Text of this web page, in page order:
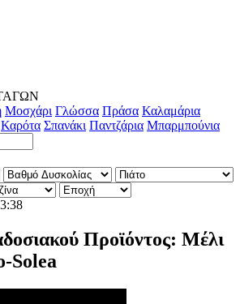
Μοσχάρι Γλώσσα Πράσα Καλαμάρια
Καρότα Σπανάκι Παντζάρια Μπαρμπούνια
Προϊόντος: Μέλι
Solea